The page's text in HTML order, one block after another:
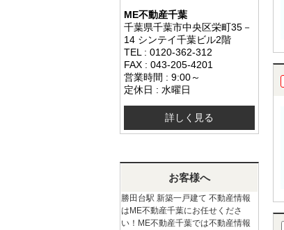
ME不動産千葉
千葉県千葉市中央区栄町35－
14 シンテイ千葉ビル2階
TEL : 0120-362-312
FAX : 043-205-4201
営業時間 : 9:00～
定休日 : 水曜日
詳しく見る
お客様へ
勝田台駅 新築一戸建て 不動産情報
はME不動産千葉にお任せくださ
い！ME不動産千葉では不動産情報